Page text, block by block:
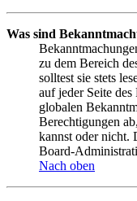
Was sind
zu dem Bereich
solltest sie stets
auf jeder Seite
globalen
Berechtigungen
kannst oder nicht.
Board-
Nach oben